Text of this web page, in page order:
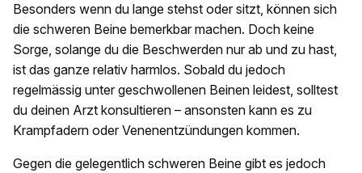
Besonders wenn du lange stehst oder sitzt, können sich
die schweren Beine bemerkbar machen. Doch keine
Sorge, solange du die Beschwerden nur ab und zu hast,
ist das ganze relativ harmlos. Sobald du jedoch
regelmässig unter geschwollenen Beinen leidest, solltest
du deinen Arzt konsultieren – ansonsten kann es zu
Krampfadern oder Venenentzündungen kommen.
Gegen die gelegentlich schweren Beine gibt es jedoch